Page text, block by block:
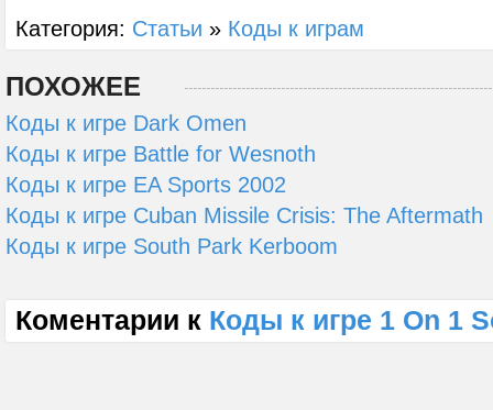
Категория: Статьи » Коды к играм
ПОХОЖЕЕ
Коды к игре Dark Omen
Коды к игре Battle for Wesnoth
Коды к игре EA Sports 2002
Коды к игре Cuban Missile Crisis: The Aftermath
Коды к игре South Park Kerboom
Коментарии к Коды к игре 1 On 1